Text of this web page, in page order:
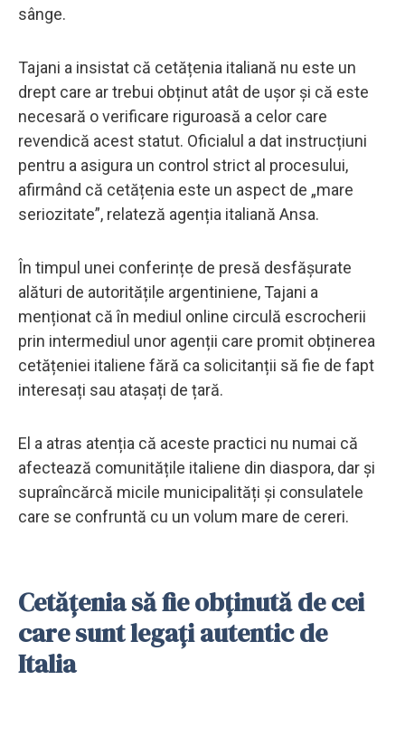
sânge.
Tajani a insistat că cetățenia italiană nu este un
drept care ar trebui obținut atât de ușor și că este
necesară o verificare riguroasă a celor care
revendică acest statut. Oficialul a dat instrucțiuni
pentru a asigura un control strict al procesului,
afirmând că cetățenia este un aspect de „mare
seriozitate”, relateză agenția italiană Ansa.
În timpul unei conferințe de presă desfășurate
alături de autoritățile argentiniene, Tajani a
menționat că în mediul online circulă escrocherii
prin intermediul unor agenții care promit obținerea
cetățeniei italiene fără ca solicitanții să fie de fapt
interesați sau atașați de țară.
El a atras atenția că aceste practici nu numai că
afectează comunitățile italiene din diaspora, dar și
supraîncărcă micile municipalități și consulatele
care se confruntă cu un volum mare de cereri.
Cetățenia să fie obținută de cei
care sunt legați autentic de
Italia